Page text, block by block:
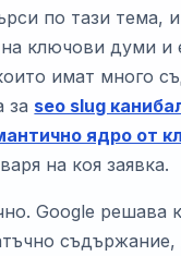
по тази тема,
ключови думи
имат много
за seo slug
ядро от
на коя заявка.
Google решава